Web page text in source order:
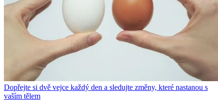
Dopřejte si dvě vejce každý den a sledujte změny, které nastanou s
vaším tělem